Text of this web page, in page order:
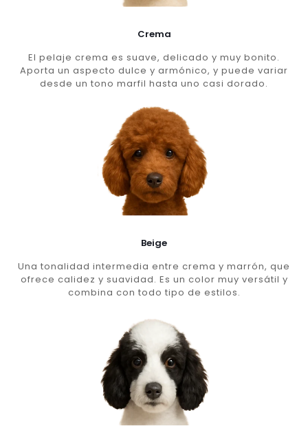
Crema
El pelaje crema es suave, delicado y muy bonito.
Aporta un aspecto dulce y armónico, y puede variar
desde un tono marfil hasta uno casi dorado.
Beige
Una tonalidad intermedia entre crema y marrón, que
ofrece calidez y suavidad. Es un color muy versátil y
combina con todo tipo de estilos.